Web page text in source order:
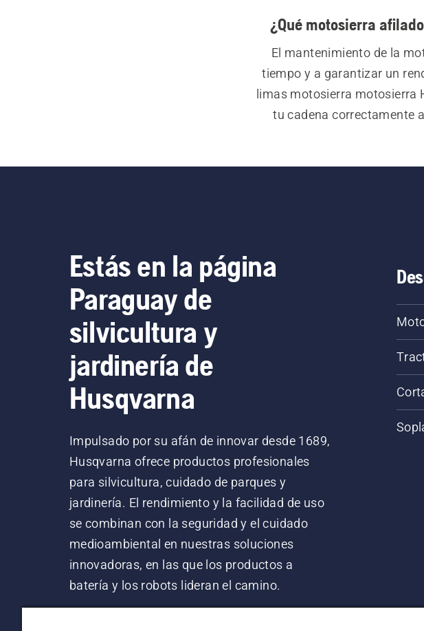
¿Qué motosierra
El mantenimiento de la
tiempo y a garantizar un
limas motosierra motosierra
tu cadena correctamente
Estás en la página
Paraguay de
silvicultura y
jardinería de
Husqvarna
Impulsado por su afán de innovar desde 1689,
Husqvarna ofrece productos profesionales
para silvicultura, cuidado de parques y
jardinería. El rendimiento y la facilidad de uso
se combinan con la seguridad y el cuidado
medioambiental en nuestras soluciones
innovadoras, en las que los productos a
batería y los robots lideran el camino.